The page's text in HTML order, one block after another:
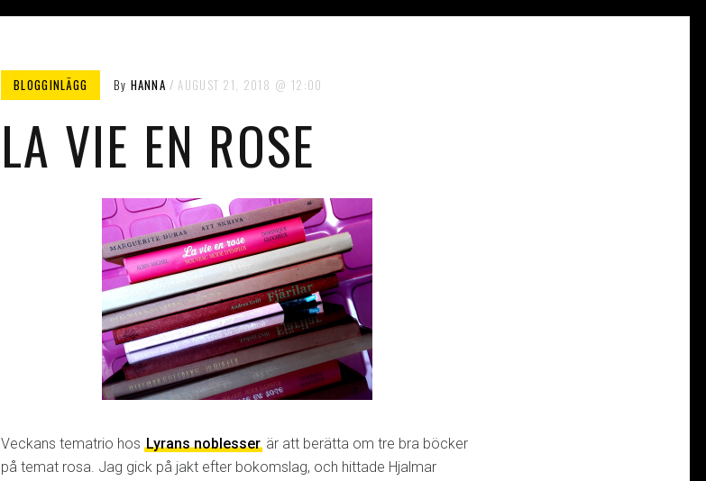
BLOGGINLÄGG By HANNA AUGUST 21, 2018 12:00
LA VIE EN ROSE
Veckans tematrio hos Lyrans noblesser är att berätta om tre bra böcker
på temat rosa. Jag gick på jakt efter bokomslag, och hittade Hjalmar